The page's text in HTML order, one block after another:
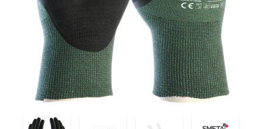
44-305 44-305